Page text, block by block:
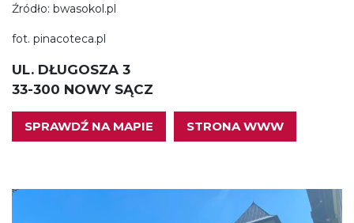
Źródło: bwasokol.pl
fot. pinacoteca.pl
UL. DŁUGOSZA 3
33-300 NOWY SĄCZ
SPRAWDŹ NA MAPIE STRONA WWW